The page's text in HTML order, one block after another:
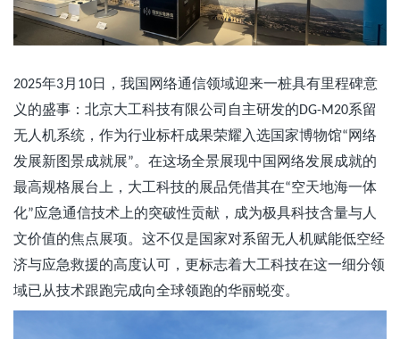
2025年3月 10日，我国网络通信领域迎来一桩具有里程碑意
义的盛事：北京大工科技有限公司自主研发的DG-M20系留
无人机系统，作为行业标杆成果荣耀入选国家博物馆“网络
发展新图景成就展”。在这场全景展现中国网络发展成就的
最高规格展台上，大工科技的展品凭借其在“空天地海一体
化”应急通信技术上的突破性贡献，成为极具科技含量与人
文价值的焦点展项。这不仅是国家对系留无人机赋能低空经
济与应急救援的高度认可，更标志着大工科技在这一细分领
域已从技术跟跑完成向全球领跑的华丽蜕变。